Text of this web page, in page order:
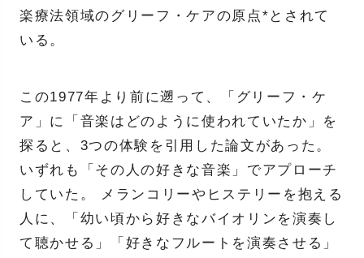
楽療法領域のグリーフ・ケアの原点*とされて
いる。
この1977年より前に遡って、「グリーフ・ケ
ア」に「音楽はどのように使われていたか」を
探ると、3つの体験を引用した論文があった。
いずれも「その人の好きな音楽」でアプローチ
していた。 メランコリーやヒステリーを抱える
人に、「幼い頃から好きなバイオリンを演奏し
て聴かせる」「好きなフルートを演奏させる」